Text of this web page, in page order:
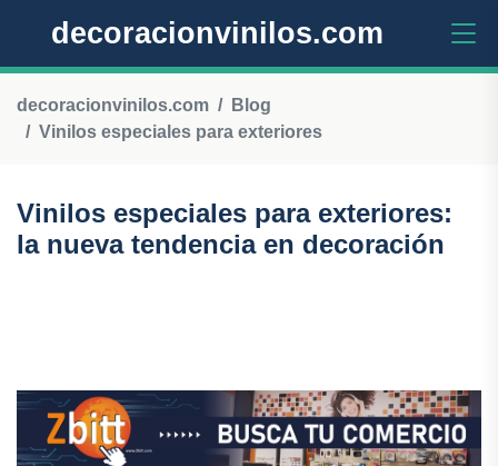
decoracionvinilos.com
decoracionvinilos.com
Blog
Vinilos especiales para exteriores
Vinilos especiales para exteriores:
la nueva tendencia en decoración